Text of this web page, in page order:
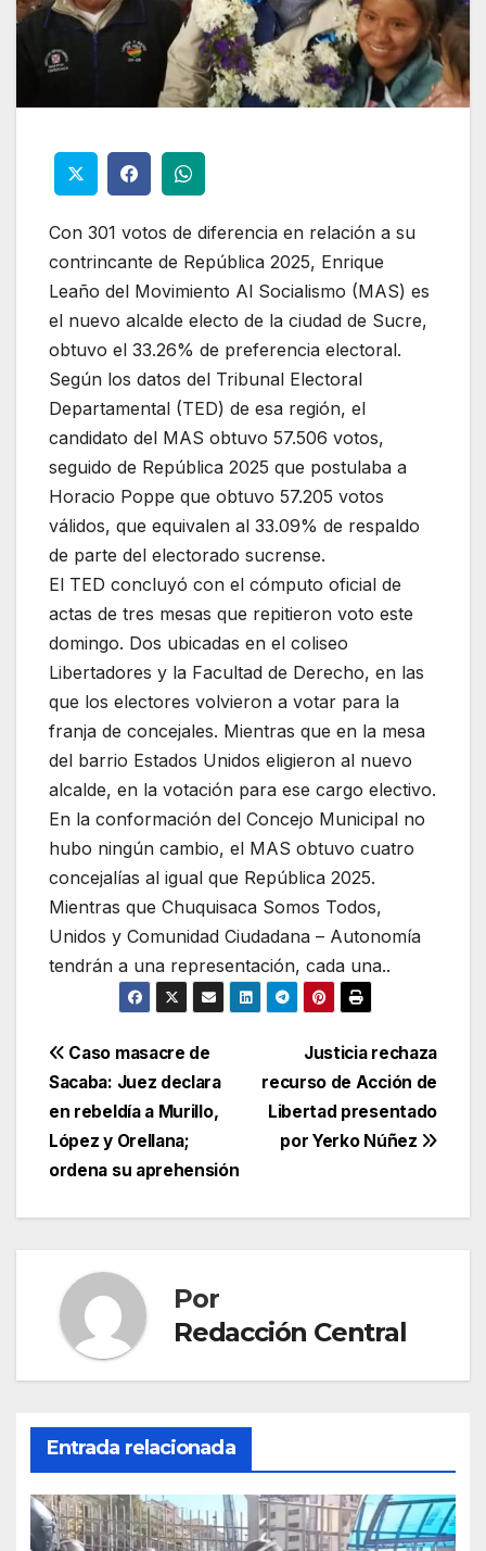
Con 301 votos de diferencia en relación a su
contrincante de República 2025, Enrique
Leaño del Movimiento Al Socialismo (MAS) es
el nuevo alcalde electo de la ciudad de Sucre,
obtuvo el 33.26% de preferencia electoral.
Según los datos del Tribunal Electoral
Departamental (TED) de esa región, el
candidato del MAS obtuvo 57.506 votos,
seguido de República 2025 que postulaba a
Horacio Poppe que obtuvo 57.205 votos
válidos, que equivalen al 33.09% de respaldo
de parte del electorado sucrense.
El TED concluyó con el cómputo oficial de
actas de tres mesas que repitieron voto este
domingo. Dos ubicadas en el coliseo
Libertadores y la Facultad de Derecho, en las
que los electores volvieron a votar para la
franja de concejales. Mientras que en la mesa
del barrio Estados Unidos eligieron al nuevo
alcalde, en la votación para ese cargo electivo.
En la conformación del Concejo Municipal no
hubo ningún cambio, el MAS obtuvo cuatro
concejalías al igual que República 2025.
Mientras que Chuquisaca Somos Todos,
Unidos y Comunidad Ciudadana – Autonomía
tendrán a una representación, cada una..
Navegación
de
entradas
Justicia rechaza
recurso de Acción de
Libertad presentado
por Yerko Núñez
Caso masacre de
Sacaba: Juez declara
en rebeldía a Murillo,
López y Orellana;
ordena su aprehensión
Por
Redacción Central
Entrada relacionada